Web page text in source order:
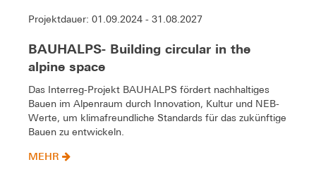
Projektdauer: 01.09.2024 - 31.08.2027
BAUHALPS- Building circular in the
alpine space
Das Interreg-Projekt BAUHALPS fördert nachhaltiges
Bauen im Alpenraum durch Innovation, Kultur und NEB-
Werte, um klimafreundliche Standards für das zukünftige
Bauen zu entwickeln.
MEHR